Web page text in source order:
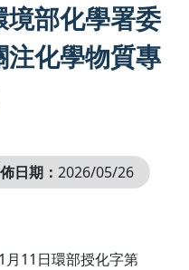
境部化學署委
化學物質專
日期： 2026/05/26
月 11 日環部授化字第